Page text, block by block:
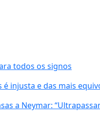
todos os signos
injusta e das mais
a Neymar: